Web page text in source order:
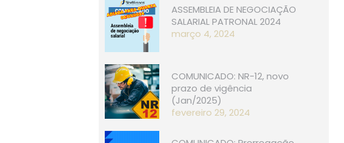
ASSEMBLEIA DE NEGOCIAÇÃO
SALARIAL PATRONAL 2024
março 4, 2024
COMUNICADO: NR-12, novo
prazo de vigência
(Jan/2025)
fevereiro 29, 2024